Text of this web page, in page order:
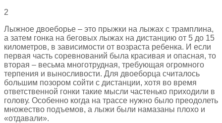
2
Лыжное двоеборье – это прыжки на лыжах с трамплина,
а затем гонка на беговых лыжах на дистанцию от 5 до 15
километров, в зависимости от возраста ребенка. И если
первая часть соревнований была красивая и опасная, то
вторая – весьма многотрудная, требующая огромного
терпения и выносливости. Для двоеборца считалось
большим позором сойти с дистанции, хотя во время
ответственной гонки такие мысли частенько приходили в
голову. Особенно когда на трассе нужно было преодолеть
множество подъемов, а лыжи были намазаны плохо и
«отдавали».